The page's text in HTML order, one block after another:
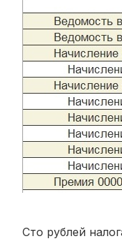
Сто рублей